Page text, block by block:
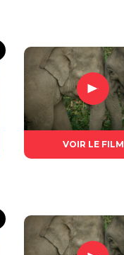
VOIR LE FILM